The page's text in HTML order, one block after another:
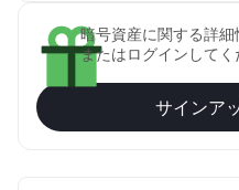
暗号資産に関する詳
またはログインしてく
サインア